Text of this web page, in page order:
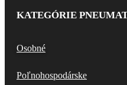
KATEGÓRIE
Osobné
Poľnohospodárske